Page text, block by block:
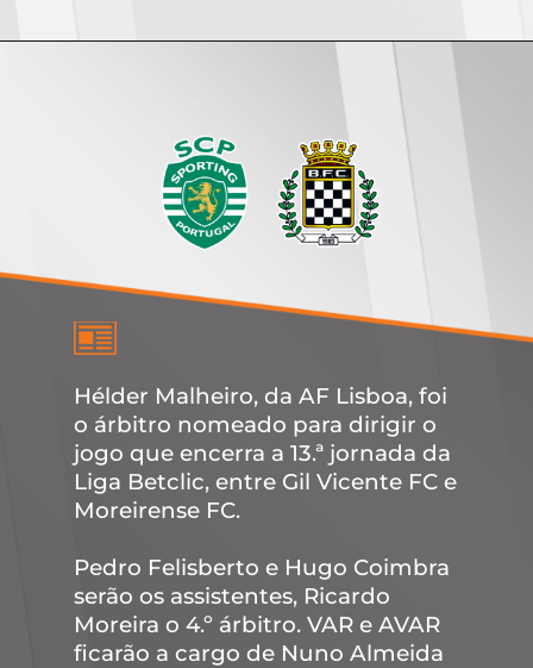
Hélder Malheiro, da AF Lisboa, foi
o árbitro nomeado para dirigir o
jogo que encerra a 13.ª jornada da
Liga Betclic, entre Gil Vicente FC e
Moreirense FC.
Pedro Felisberto e Hugo Coimbra
serão os assistentes, Ricardo
Moreira o 4.º árbitro. VAR e AVAR
ficarão a cargo de Nuno Almeida